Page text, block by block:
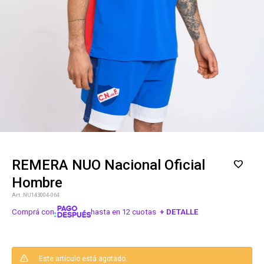
REMERA NUO Nacional Oficial
Hombre
NU143004-064
Comprá con hasta en 12 cuotas + DETALLE
Este artículo está agotado.